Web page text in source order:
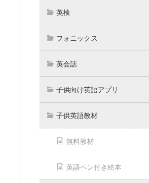
英検
フォニックス
英会話
子供向け英語アプリ
子供英語教材
無料教材
英語ペン付き絵本